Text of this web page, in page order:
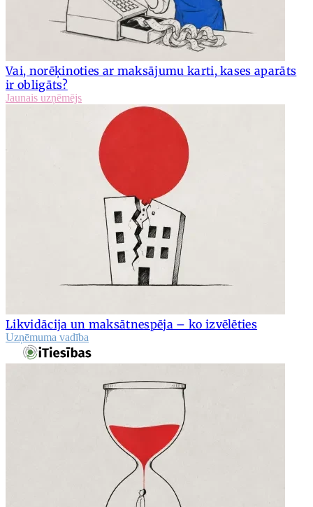
Vai, norēķinoties ar maksājumu karti, kases aparāts
ir obligāts?
Jaunais uzņēmējs
Likvidācija un maksātnespēja – ko izvēlēties
Uzņēmuma vadība